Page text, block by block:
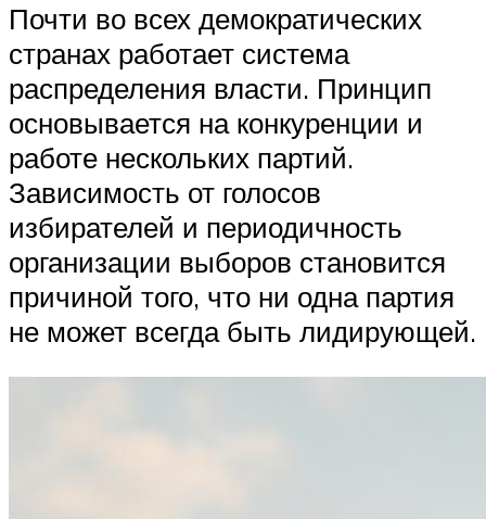
Почти во всех демократических
странах работает система
распределения власти. Принцип
основывается на конкуренции и
работе нескольких партий.
Зависимость от голосов
избирателей и периодичность
организации выборов становится
причиной того, что ни одна партия
не может всегда быть лидирующей.